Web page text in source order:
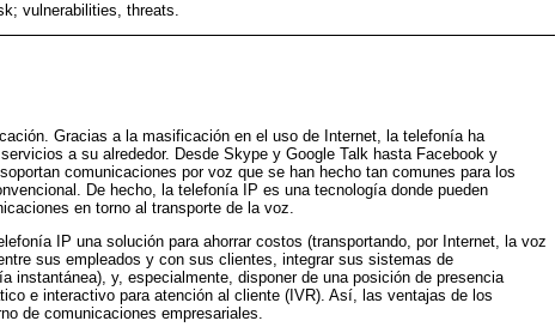
vulnerabilities, threats.
Gracias a la masificación en el uso de Internet, la telefonía ha
a su alrededor. Desde Skype y Google Talk hasta Facebook y
comunicaciones por voz que se han hecho tan comunes para los
De hecho, la telefonía IP es una tecnología donde pueden
en torno al transporte de la voz.
IP una solución para ahorrar costos (transportando, por Internet, la voz
sus empleados y con sus clientes, integrar sus sistemas de
instantánea), y, especialmente, disponer de una posición de presencia
e interactivo para atención al cliente (IVR). Así, las ventajas de los
de comunicaciones empresariales.